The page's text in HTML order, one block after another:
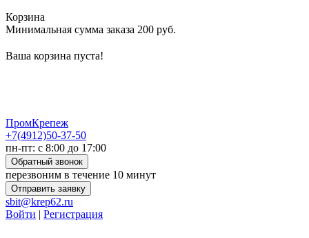
Корзина
Минимальная сумма заказа 200 руб.
Ваша корзина пуста!
ПромКрепеж
+7(4912)50-37-50
пн-пт: с 8:00 до 17:00
Обратный звонок
перезвоним в течение 10 минут
Отправить заявку
sbit@krep62.ru
Войти | Регистрация